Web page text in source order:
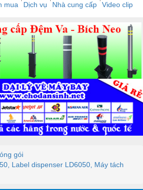
mua Dịch vụ Nhà cung cấp Video clip
gói
Label dispenser LD6050, Máy tách